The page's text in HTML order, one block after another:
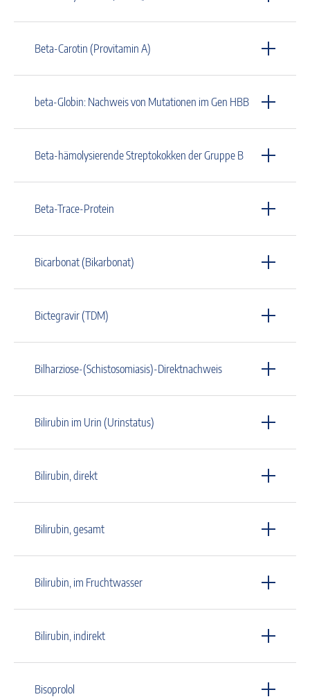
Beta-Carotin (Provitamin A)
beta-Globin: Nachweis von Mutationen im Gen HBB
Beta-hämolysierende Streptokokken der Gruppe B
Beta-Trace-Protein
Bicarbonat (Bikarbonat)
Bictegravir (TDM)
Bilharziose-(Schistosomiasis)-Direktnachweis
Bilirubin im Urin (Urinstatus)
Bilirubin, direkt
Bilirubin, gesamt
Bilirubin, im Fruchtwasser
Bilirubin, indirekt
Bisoprolol